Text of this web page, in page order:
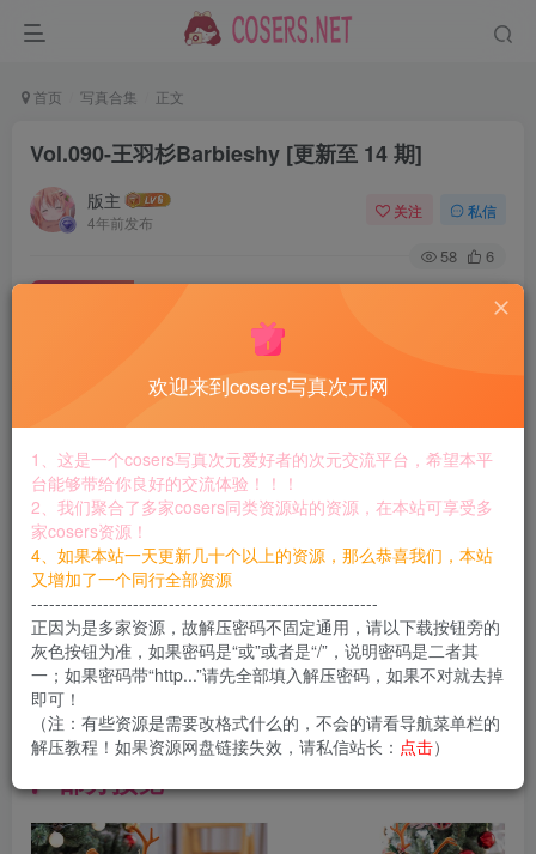
首页 写真合集 正文
Vol.090-王羽杉Barbieshy [更新至 14 期]
版主
4年前发布
关注 私信
58 6
Vol.090-王羽杉Barbieshy [更新至 14 期]
此内容为付费资源，请付费后查看
8.8
黄金会员免费 钻石会员 免费
立即购买
您当前未登录！建议登陆后购买，可保存购买订单
付费资源
资料简介
微博：@王羽杉Barbieshy
斗鱼ID：1010383
部分预览
欢迎来到cosers写真次元网
1、这是一个cosers写真次元爱好者的次元交流平台，希望本平
台能够带给你良好的交流体验！！！
2、我们聚合了多家cosers同类资源站的资源，在本站可享受多
家cosers资源！
4、如果本站一天更新几十个以上的资源，那么恭喜我们，本站
又增加了一个同行全部资源
----------------------------------------------------------
正因为是多家资源，故解压密码不固定通用，请以下载按钮旁的
灰色按钮为准，如果密码是“或”或者是“/”，说明密码是二者其
一；如果密码带“http...”请先全部填入解压密码，如果不对就去掉
即可！
（注：有些资源是需要改格式什么的，不会的请看导航菜单栏的
解压教程！如果资源网盘链接失效，请私信站长： 点击）